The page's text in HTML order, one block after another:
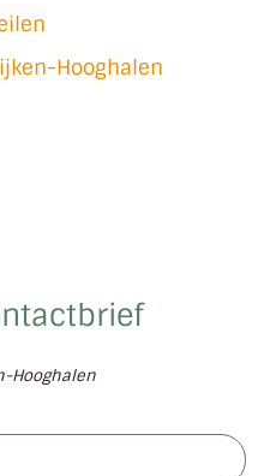
Hooghalen
Hooghalen